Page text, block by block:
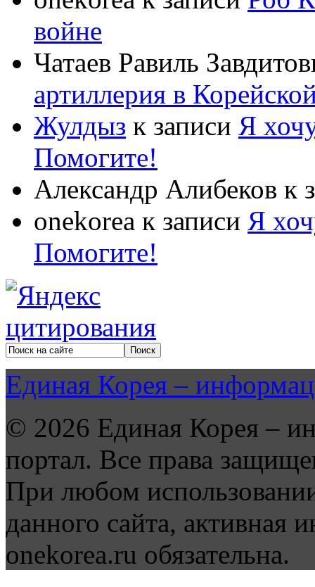
войне
Чатаев Равиль
артиллерия в
Жулдыз к записи Я
Помогите!
Александр Алибеков к
onekorea к записи Я
Помогите!
Единая Корея –
© 2026 Единая Корея –
портал. Все права
При любом
данного сайта, активная
onekorea.ru обязательна.